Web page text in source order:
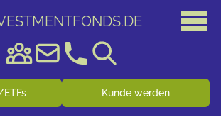
.DE
Kunde werden